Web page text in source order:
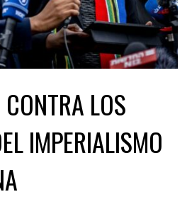
LOS
IMPERIALISMO